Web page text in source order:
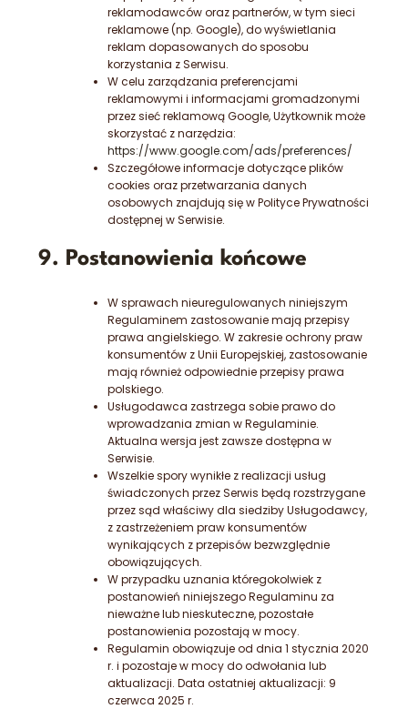
reklamodawców oraz partnerów, w tym sieci
reklamowe (np. Google), do wyświetlania
reklam dopasowanych do sposobu
korzystania z Serwisu.
W celu zarządzania preferencjami
reklamowymi i informacjami gromadzonymi
przez sieć reklamową Google, Użytkownik może
skorzystać z narzędzia:
https://www.google.com/ads/preferences/
Szczegółowe informacje dotyczące plików
cookies oraz przetwarzania danych
osobowych znajdują się w Polityce Prywatności
dostępnej w Serwisie.
9. Postanowienia końcowe
W sprawach nieuregulowanych niniejszym
Regulaminem zastosowanie mają przepisy
prawa angielskiego. W zakresie ochrony praw
konsumentów z Unii Europejskiej, zastosowanie
mają również odpowiednie przepisy prawa
polskiego.
Usługodawca zastrzega sobie prawo do
wprowadzania zmian w Regulaminie.
Aktualna wersja jest zawsze dostępna w
Serwisie.
Wszelkie spory wynikłe z realizacji usług
świadczonych przez Serwis będą rozstrzygane
przez sąd właściwy dla siedziby Usługodawcy,
z zastrzeżeniem praw konsumentów
wynikających z przepisów bezwzględnie
obowiązujących.
W przypadku uznania któregokolwiek z
postanowień niniejszego Regulaminu za
nieważne lub nieskuteczne, pozostałe
postanowienia pozostają w mocy.
Regulamin obowiązuje od dnia 1 stycznia 2020
r. i pozostaje w mocy do odwołania lub
aktualizacji. Data ostatniej aktualizacji: 9
czerwca 2025 r.